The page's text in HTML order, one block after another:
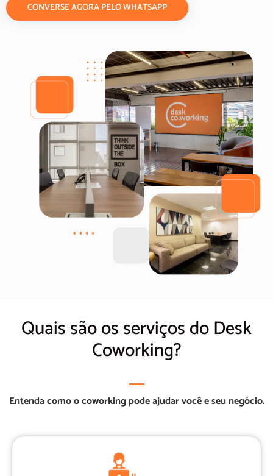
CONVERSE AGORA PELO WHATSAPP
Quais são os serviços do Desk
Coworking?
Entenda como o coworking pode ajudar você e seu negócio.